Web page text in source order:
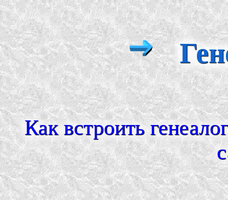
Как встроить